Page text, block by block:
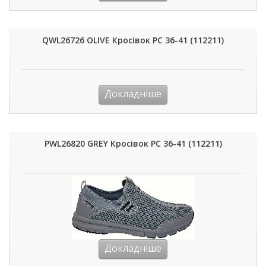
QWL26726 OLIVE Кросівок РС 36-41 (112211)
Докладніше
PWL26820 GREY Кросівок РС 36-41 (112211)
Докладніше